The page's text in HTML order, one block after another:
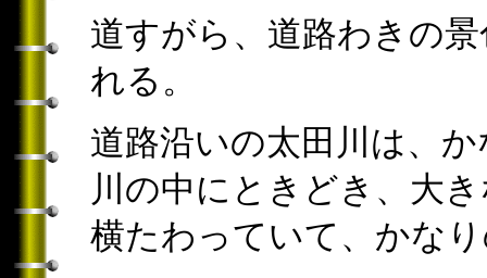
道すがら、道路わきの
れる。
道路沿いの太田川は、
川の中にときどき、大
横たわっていて、かな